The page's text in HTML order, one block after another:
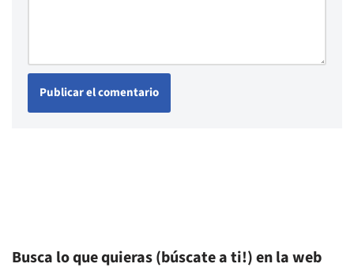
Busca lo que quieras (búscate a ti!) en la web